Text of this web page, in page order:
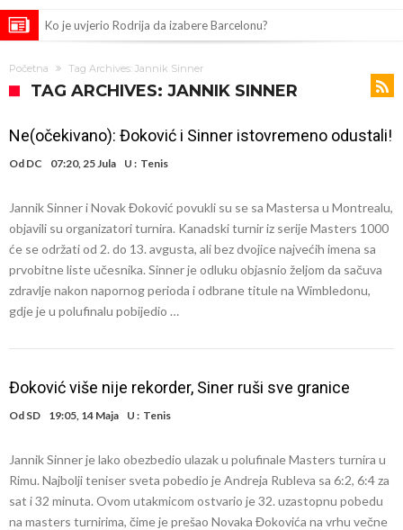
Ko je uvjerio Rodrija da izabere Barcelonu?
Đani Infantino uzvraća udarac, ko ga je sve podržao do sada?
Samo dva fudbalska velikana uspjela su ostvariti “nemoguće”! Jedan
Atletico prati situaciju.
GOTOVO JE! Čelsi dovodi novog lijevog beka – transfer vrijedan 21
milion eura
Atletico Madrid donosi neočekivanu odluku!
Rafael Leao dobio novu ponudu iz Turske
U Firenci poludili za Mastantounom
Početna Tag Archives: Jannik Sinner
TAG ARCHIVES: JANNIK SINNER
Ne(očekivano): Đoković i Sinner istovremeno odustali!
Od DC 07:20, 25 Jula U : Tenis
Jannik Sinner i Novak Đoković povukli su se sa Mastersa u Montrealu,
objavili su organizatori turnira. Kanadski turnir iz serije Masters 1000
će se održati od 2. do 13. avgusta, ali bez dvojice najvećih imena sa
prvobitne liste učesnika. Sinner je odluku objasnio željom da sačuva
zdravlje nakon napornog perioda i odbrane titule na Wimbledonu,
gdje je u polufinalu pobijedio …
Đoković više nije rekorder, Siner ruši sve granice
Od SD 19:05, 14 Maja U : Tenis
Jannik Sinner je lako obezbedio ulazak u polufinale Masters turnira u
Rimu. Najbolji teniser sveta pobedio je Andreja Rubleva sa 6:2, 6:4 za
sat i 32 minuta. Ovom utakmicom ostvario je 32. uzastopnu pobedu
na masters turnirima, čime je prešao Novaka Đokovića na vrhu večne